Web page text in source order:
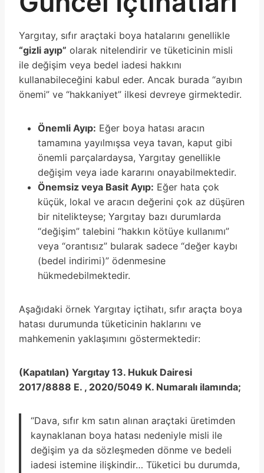
Yargıtay, sıfır araçtaki boya hatalarını genellikle
“gizli ayıp” olarak nitelendirir ve tüketicinin misli
ile değişim veya bedel iadesi hakkını
kullanabileceğini kabul eder. Ancak burada “ayıbın
önemi” ve “hakkaniyet” ilkesi devreye girmektedir.
Önemli Ayıp: Eğer boya hatası aracın
tamamına yayılmışsa veya tavan, kaput gibi
önemli parçalardaysa, Yargıtay genellikle
değişim veya iade kararını onayabilmektedir.
Önemsiz veya Basit Ayıp: Eğer hata çok
küçük, lokal ve aracın değerini çok az düşüren
bir nitelikteyse; Yargıtay bazı durumlarda
“değişim” talebini “hakkın kötüye kullanımı”
veya “orantısız” bularak sadece “değer kaybı
(bedel indirimi)” ödenmesine
hükmedebilmektedir.
Aşağıdaki örnek Yargıtay içtihatı, sıfır araçta boya
hatası durumunda tüketicinin haklarını ve
mahkemenin yaklaşımını göstermektedir:
(Kapatılan) Yargıtay 13. Hukuk Dairesi
2017/8888 E. , 2020/5049 K. Numaralı ilamında;
“Dava, sıfır km satın alınan araçtaki üretimden
kaynaklanan boya hatası nedeniyle misli ile
değişim ya da sözleşmeden dönme ve bedeli
iadesi istemine ilişkindir… Tüketici bu durumda,